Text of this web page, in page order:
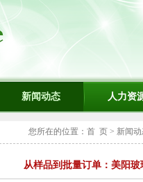
新闻动态 人力资
您所在的位置： 首 页 > 新闻动
从样品到批量订单：美阳